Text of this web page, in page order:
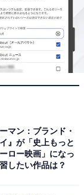
される前に本
マン：ブランド・
』が「史上もっと
ロー映画」になっ
したい作品は？